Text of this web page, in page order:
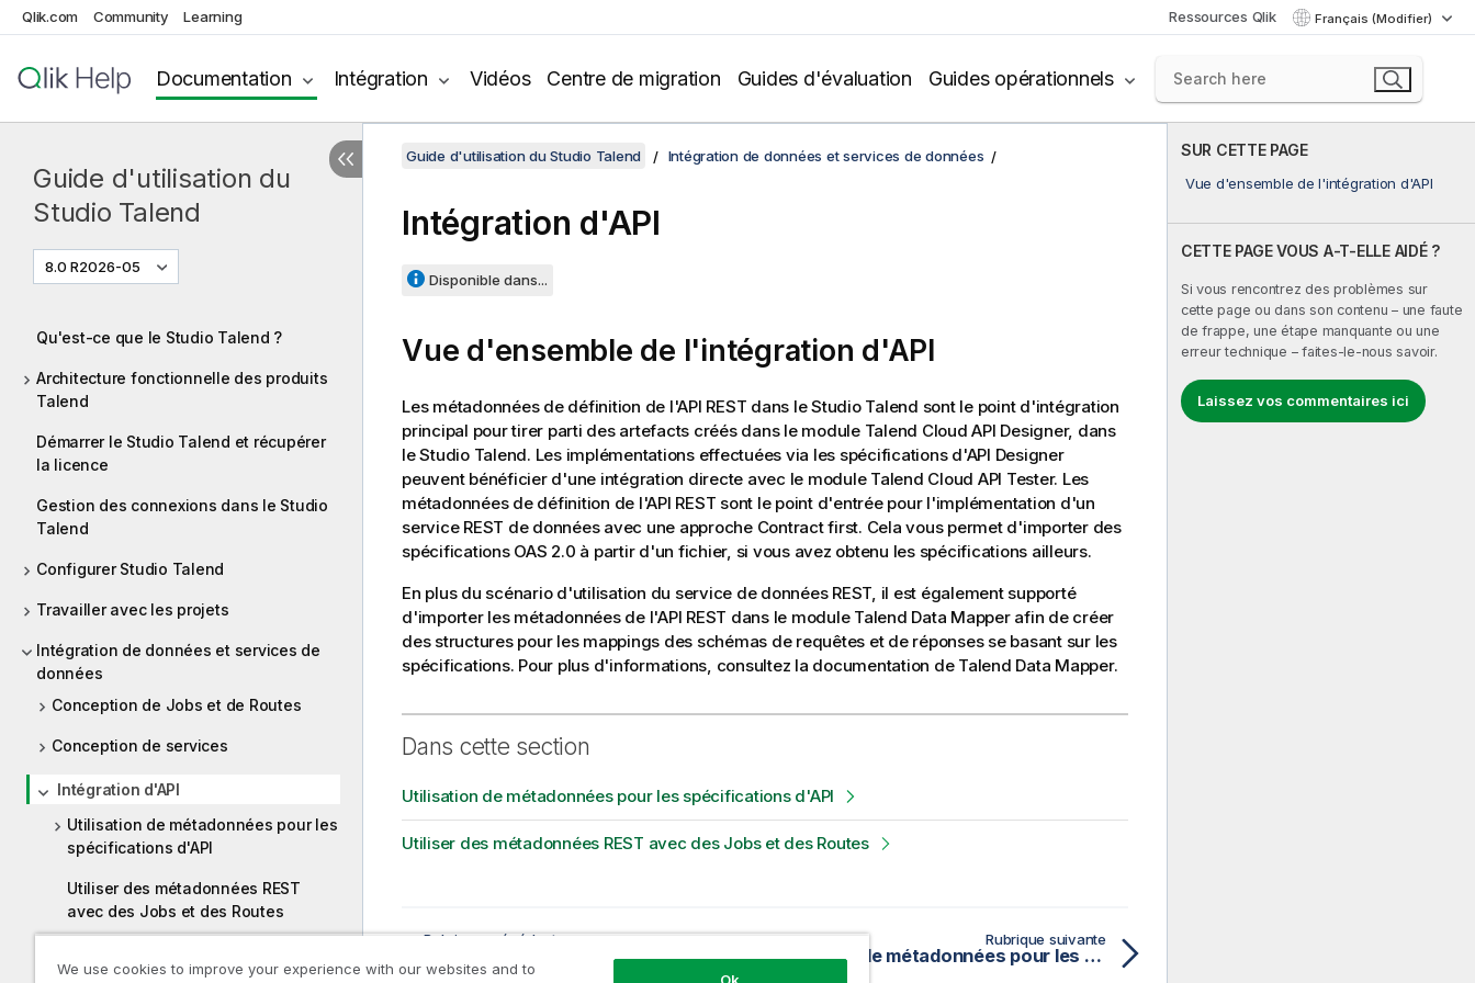
Qlik.com Community Learning Ressources Qlik Français (Modifier)
Documentation Intégration Vidéos Centre de migration Guides d'évaluation Guides opérationnels
Guide d'utilisation du
Studio Talend
8.0 R2026-05
Qu'est-ce que le Studio Talend ?
Architecture fonctionnelle des produits
Talend
Démarrer le Studio Talend et récupérer
la licence
Gestion des connexions dans le Studio
Talend
Configurer Studio Talend
Travailler avec les projets
Intégration de données et services de
données
Conception de Jobs et de Routes
Conception de services
Intégration d'API
Utilisation de métadonnées pour les
spécifications d'API
Utiliser des métadonnées REST
avec des Jobs et des Routes
Conception de Joblets
SUR CETTE PAGE
Vue d'ensemble de l'intégration d'API
CETTE PAGE VOUS A-T-ELLE AIDÉ ?
Si vous rencontrez des problèmes sur
cette page ou dans son contenu – une faute
de frappe, une étape manquante ou une
erreur technique – faites-le-nous savoir.
Laissez vos commentaires ici
Guide d'utilisation du Studio Talend Intégration de données et services de données
Intégration d'API
Disponible dans...
Vue d'ensemble de l'intégration d'API
Les métadonnées de définition de l'API REST dans leStudio Talend sont le point d'intégration
principal pour tirer parti des artefacts créés dans le module Talend Cloud API Designer, dans
leStudio Talend. Les implémentations effectuées via les spécifications d'API Designer
peuvent bénéficier d'une intégration directe avec le module Talend Cloud API Tester. Les
métadonnées de définition de l'API REST sont le point d'entrée pour l'implémentation d'un
service REST de données avec une approche Contract first. Cela vous permet d'importer des
spécifications OAS 2.0 à partir d'un fichier, si vous avez obtenu les spécifications ailleurs.
En plus du scénario d'utilisation du service de données REST, il est également supporté
d'importer les métadonnées de l'API REST dans le module Talend Data Mapperafin de créer
des structures pour les mappings des schémas de requêtes et de réponses se basant sur les
spécifications. Pour plus d'informations, consultez la documentation de Talend Data Mapper.
Dans cette section
Utilisation de métadonnées pour les spécifications d'API
Utiliser des métadonnées REST avec des Jobs et des Routes
Rubrique précédente
Configurer les options du Runtime
Rubrique suivante
Utilisation de métadonnées pour les spécifications d'API
We use cookies to improve your experience with our websites and to